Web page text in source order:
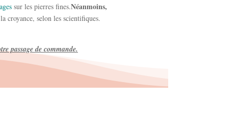
sur les pierres fines.Néanmoins,
croyance, selon les scientifiques.
passage de commande.